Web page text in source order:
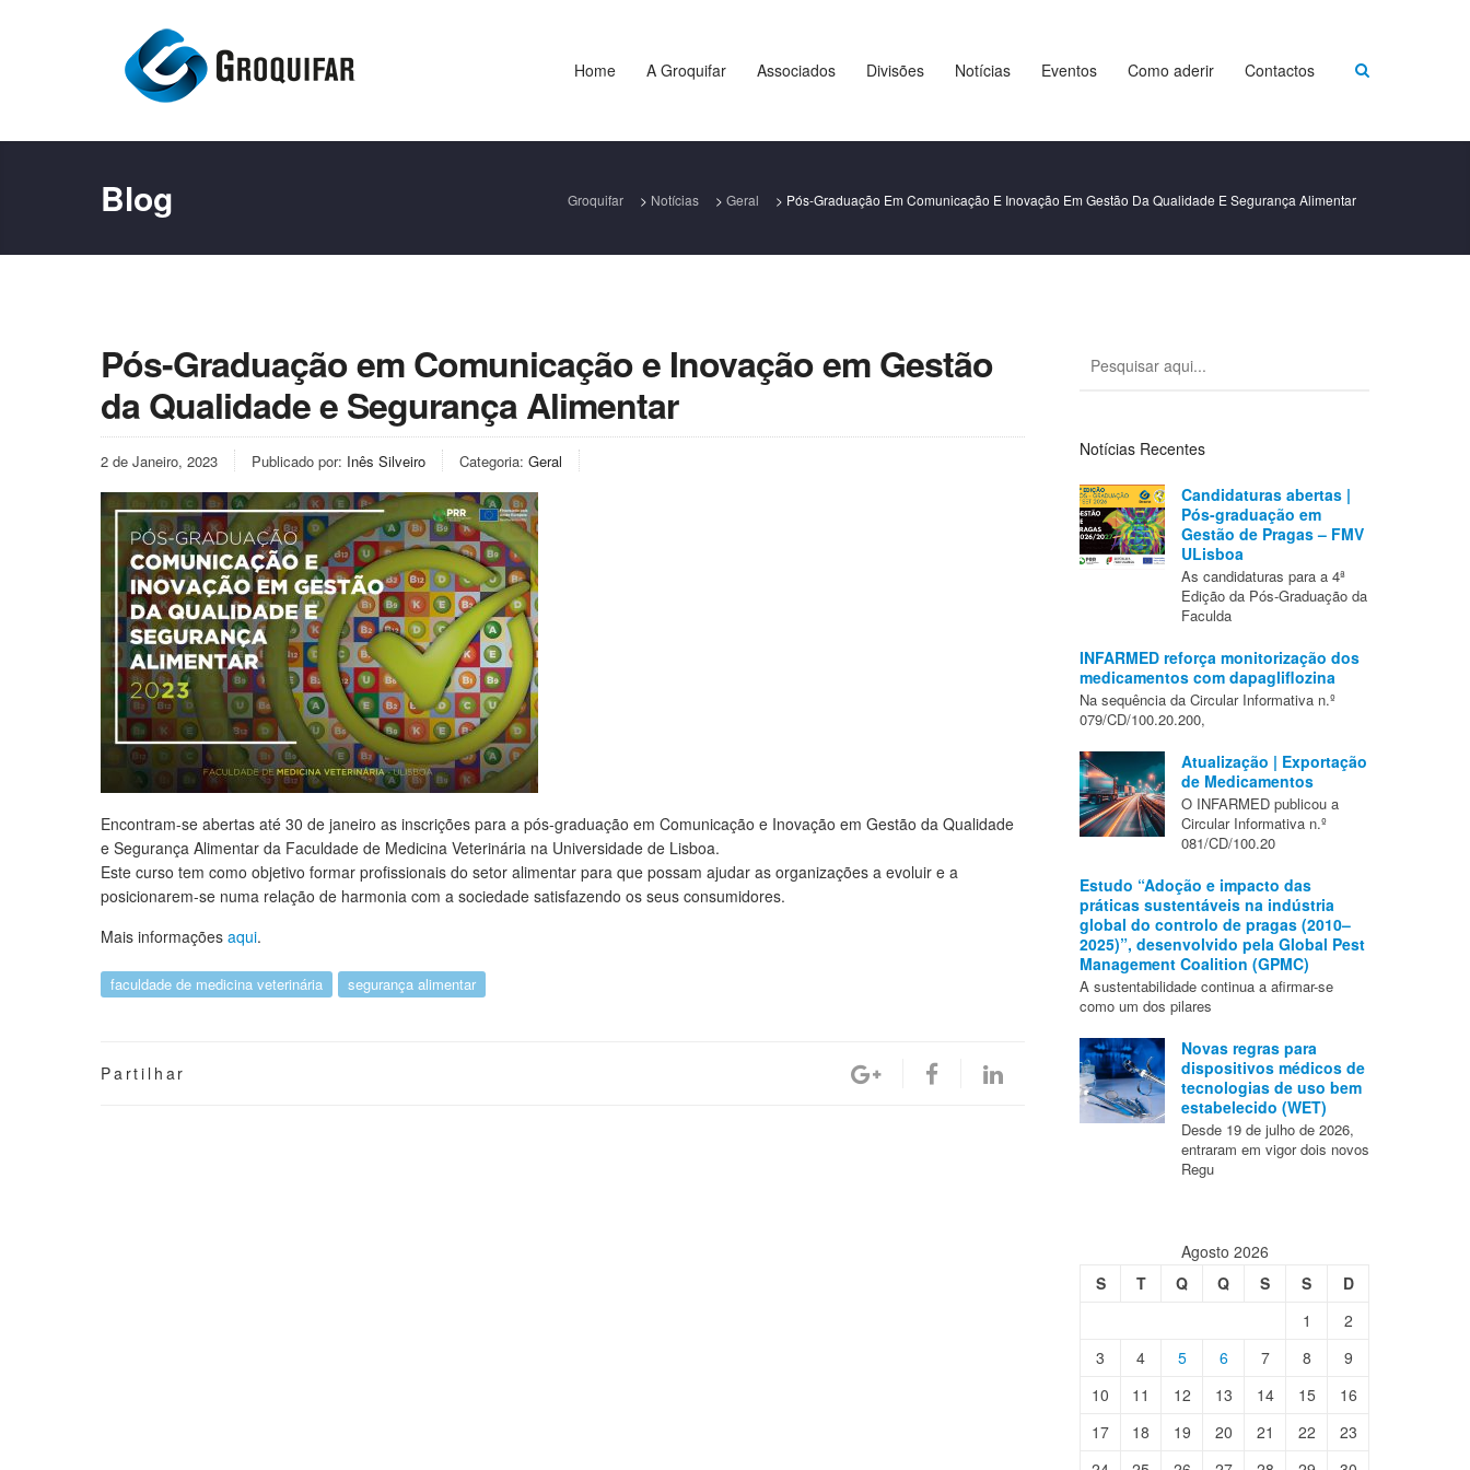
Home A Groquifar Associados Divisões Notícias Eventos Como aderir Contactos
Blog Groquifar > Notícias > Geral > Pós-Graduação Em Comunicação E Inovação Em Gestão Da Qualidade E Segurança Alimentar
Pós-Graduação em Comunicação e Inovação em Gestão
da Qualidade e Segurança Alimentar
2 de Janeiro, 2023 Publicado por: Inês Silveiro Categoria: Geral
Encontram-se abertas até 30 de janeiro as inscrições para a pós-graduação em Comunicação e Inovação em Gestão da Qualidade
e Segurança Alimentar da Faculdade de Medicina Veterinária na Universidade de Lisboa.
Este curso tem como objetivo formar profissionais do setor alimentar para que possam ajudar as organizações a evoluir e a
posicionarem-se numa relação de harmonia com a sociedade satisfazendo os seus consumidores.
Mais informações aqui.
faculdade de medicina veterinária segurança alimentar
Partilhar
Notícias Recentes
Candidaturas abertas |
Pós-graduação em
Gestão de Pragas – FMV
ULisboa
As candidaturas para a 4ª
Edição da Pós-Graduação da
Faculda
INFARMED reforça monitorização dos
medicamentos com dapagliflozina
Na sequência da Circular Informativa n.º
079/CD/100.20.200,
Atualização | Exportação
de Medicamentos
O INFARMED publicou a
Circular Informativa n.º
081/CD/100.20
Estudo “Adoção e impacto das
práticas sustentáveis na indústria
global do controlo de pragas (2010–
2025)”, desenvolvido pela Global Pest
Management Coalition (GPMC)
A sustentabilidade continua a afirmar-se
como um dos pilares
Novas regras para
dispositivos médicos de
tecnologias de uso bem
estabelecido (WET)
Desde 19 de julho de 2026,
entraram em vigor dois novos
Regu
Agosto 2026
S
T Q Q S S
D
1
2
3
4 5 6 7 8
9
10
11 12 13 14 15
16
17
18 19 20 21 22
23